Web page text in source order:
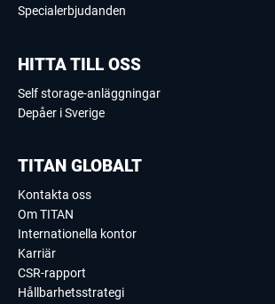
Specialerbjudanden
HITTA TILL OSS
Self storage-anläggningar
Depåer i Sverige
TITAN GLOBALT
Kontakta oss
Om TITAN
Internationella kontor
Karriär
CSR-rapport
Hållbarhetsstrategi